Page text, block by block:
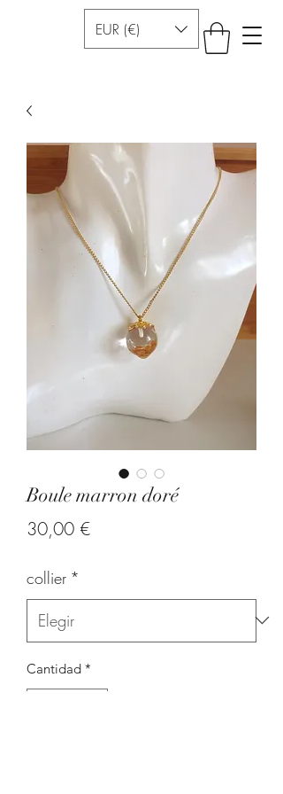
EUR (€)
Boule marron doré
30,00 €Precio
collier *
Cantidad *